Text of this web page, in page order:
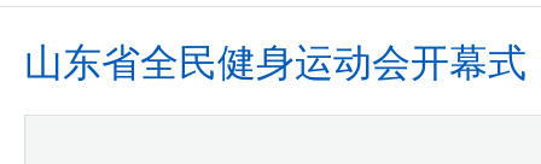
山东省全民健身运动会开幕式